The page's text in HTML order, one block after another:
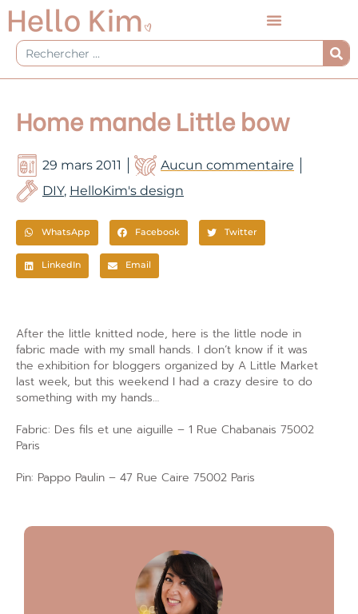
Aller
au
contenu
Rechercher
Home mande Little bow
29 mars 2011
Aucun commentaire
DIY, HelloKim's design
WhatsApp Facebook Twitter
LinkedIn Email
After the little knitted node, here is the little node in
fabric made with my small hands. I don’t know if it was
the exhibition for bloggers organized by A Little Market
last week, but this weekend I had a crazy desire to do
something with my hands…
Fabric: Des fils et une aiguille – 1 Rue Chabanais 75002
Paris
Pin: Pappo Paulin – 47 Rue Caire 75002 Paris